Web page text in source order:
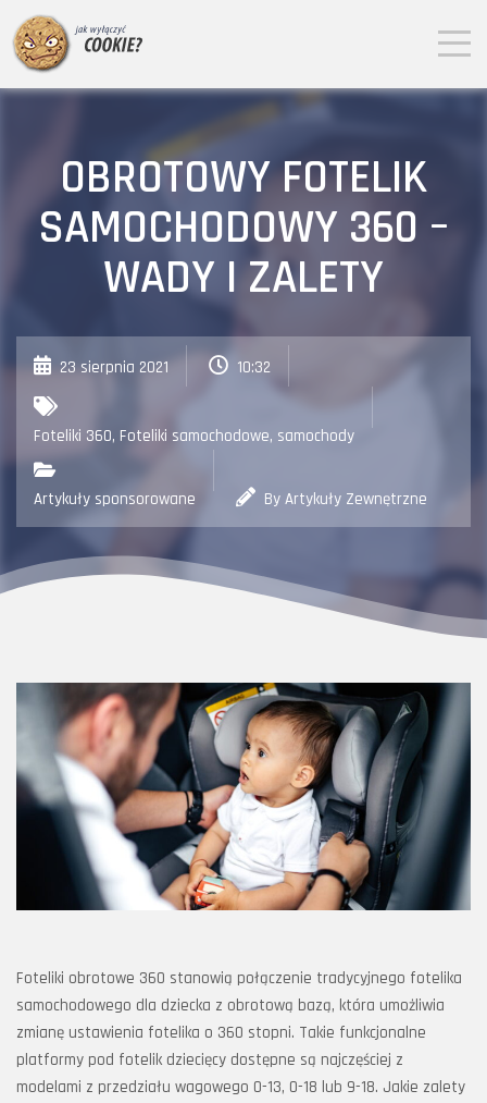
OBROTOWY FOTELIK
SAMOCHODOWY 360 –
WADY I ZALETY
23 sierpnia 2021 10:32
Foteliki 360, Foteliki samochodowe, samochody
Artykuły sponsorowane By Artykuły Zewnętrzne
Foteliki obrotowe 360 stanowią połączenie tradycyjnego fotelika
samochodowego dla dziecka z obrotową bazą, która umożliwia
zmianę ustawienia fotelika o 360 stopni. Takie funkcjonalne
platformy pod fotelik dziecięcy dostępne są najczęściej z
modelami z przedziału wagowego 0-13, 0-18 lub 9-18. Jakie zalety